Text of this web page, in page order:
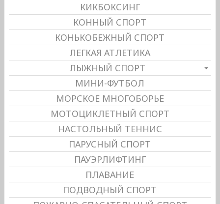
КИКБОКСИНГ
КОННЫЙ СПОРТ
КОНЬКОБЕЖНЫЙ СПОРТ
ЛЕГКАЯ АТЛЕТИКА
ЛЫЖНЫЙ СПОРТ
МИНИ-ФУТБОЛ
МОРСКОЕ МНОГОБОРЬЕ
МОТОЦИКЛЕТНЫЙ СПОРТ
НАСТОЛЬНЫЙ ТЕННИС
ПАРУСНЫЙ СПОРТ
ПАУЭРЛИФТИНГ
ПЛАВАНИЕ
ПОДВОДНЫЙ СПОРТ